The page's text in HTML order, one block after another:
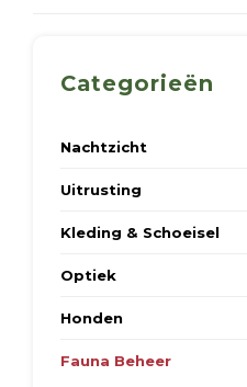
Categorieën
Nachtzicht
Uitrusting
Kleding & Schoeisel
Optiek
Honden
Fauna Beheer